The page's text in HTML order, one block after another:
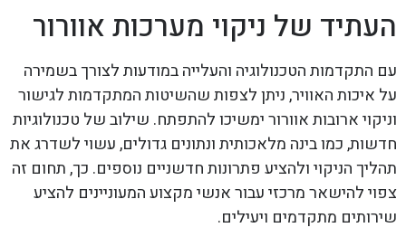
העתיד של ניקוי מערכות אוורור
עם התקדמות הטכנולוגיה והעלייה במודעות לצורך בשמירה
על איכות האוויר, ניתן לצפות שהשיטות המתקדמות לגישור
וניקוי ארובות אוורור ימשיכו להתפתח. שילוב של טכנולוגיות
חדשות, כמו בינה מלאכותית ונתונים גדולים, עשוי לשדרג את
תהליך הניקוי ולהציע פתרונות חדשניים נוספים. כך, תחום זה
צפוי להישאר מרכזי עבור אנשי מקצוע המעוניינים להציע
שירותים מתקדמים ויעילים.